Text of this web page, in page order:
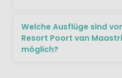
Welche Ausflüge sind
Resort Poort van
möglich?